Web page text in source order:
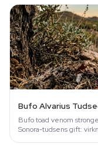
Bufo Alvarius
Bufo toad venom
Sonora-tudsens gift: